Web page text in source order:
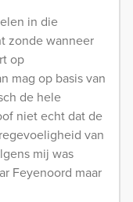
in die
zonde wanneer
op
mag op basis van
de hele
niet echt dat de
van
mij was
Feyenoord maar